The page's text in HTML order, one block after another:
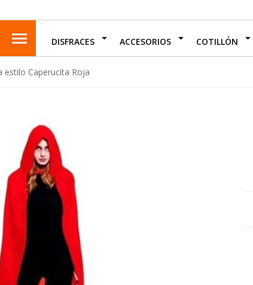
DISFRACES ACCESORIOS COTILLÓN
estilo Caperucita Roja